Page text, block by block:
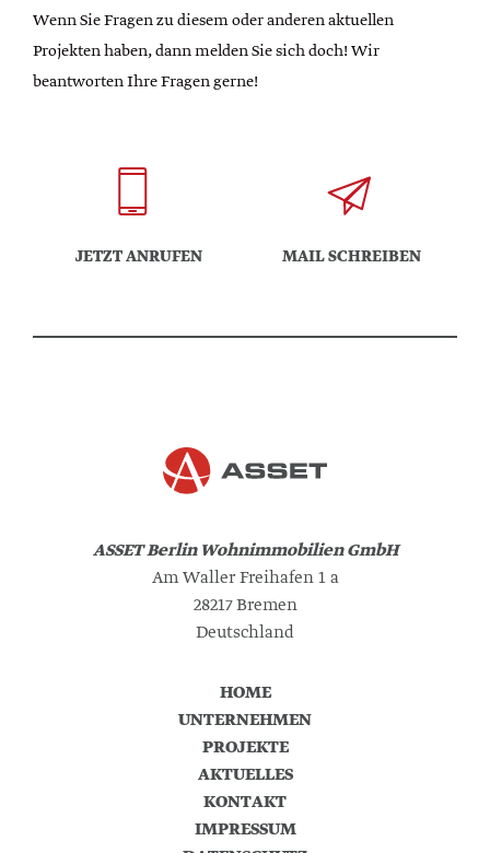
Wenn Sie Fragen zu diesem oder anderen aktuellen
Projekten haben, dann melden Sie sich doch! Wir
beantworten Ihre Fragen gerne!
JETZT ANRUFEN MAIL SCHREIBEN
ASSET Berlin Wohnimmobilien GmbH
Am Waller Freihafen 1 a
28217 Bremen
Deutschland
HOME
UNTERNEHMEN
PROJEKTE
AKTUELLES
KONTAKT
IMPRESSUM